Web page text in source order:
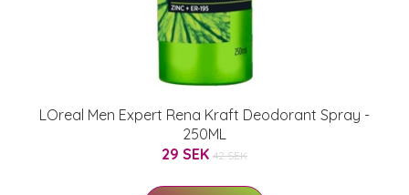
LOreal Men Expert Rena Kraft Deodorant Spray -
250ML
29 SEK 42 SEK